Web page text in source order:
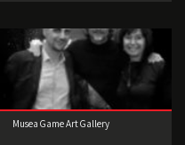
Musea Game Art Gallery